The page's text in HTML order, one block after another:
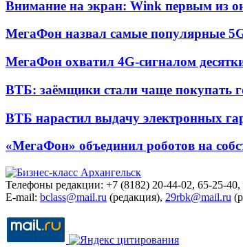
Внимание на экран: Wink первым из
МегаФон назвал самые популярные
МегаФон охватил 4G-сигналом
ВТБ: заёмщики стали чаще покупать
ВТБ нарастил выдачу электронных
«МегаФон» объединил роботов на
Телефоны редакции: +7 (8182) 20-44-02, 65-25-40,
E-mail: bclass@mail.ru (редакция), 29rbk@mail.ru